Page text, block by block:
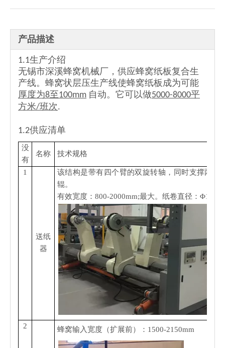
高速纸蜂窝板复合机
产品描述
1.1生产介绍
无锡市深溪蜂窝机械厂，供应蜂窝纸板复合生
产线。蜂窝状层压生产线使蜂窝纸板成为可能
厚度为8至100mm 自动。它可以做5000-8000平
方米/班次.
1.2供应清单
没
有
名称 技术规格
1
送纸
器
该结构是带有四个臂的双旋转轴，同时支撑两个
辊。
有效宽度：800-2000mm;最大。纸卷直径：
2 蜂窝输入宽度（扩展前）：1500-2150mm